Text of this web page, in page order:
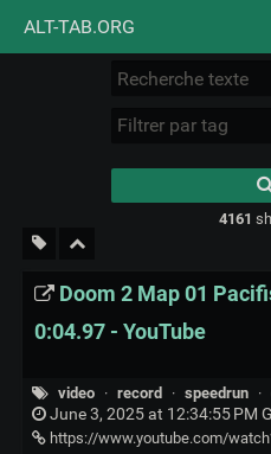
ALT-TAB.ORG
Nuage de tags Mur
4161
Doom 2 Map 01
0:04.97 - YouTube
video · record · speedrun ·
June 3, 2025 at 12:34:55 PM
https://www.youtube.com/